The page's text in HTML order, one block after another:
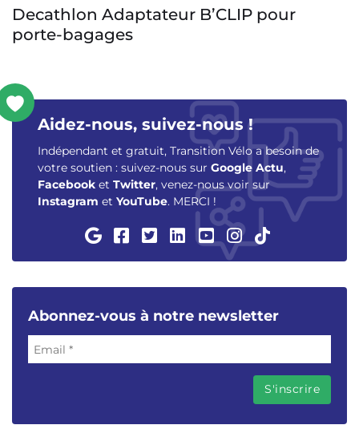
Decathlon Adaptateur B’CLIP pour
porte-bagages
Aidez-nous, suivez-nous !
Indépendant et gratuit, Transition Vélo a besoin de
votre soutien : suivez-nous sur Google Actu,
Facebook et Twitter, venez-nous voir sur
Instagram et YouTube. MERCI !
Abonnez-vous à notre newsletter